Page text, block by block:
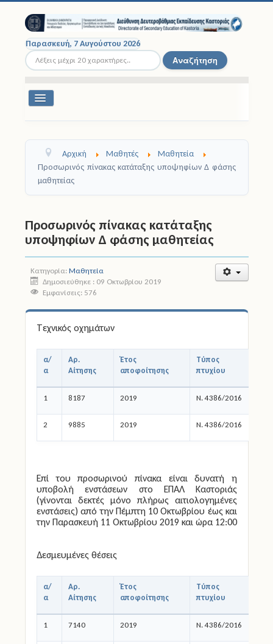
Παρασκευή, 7 Αυγούστου 2026
Αναζήτηση... Αναζήτηση
Εναλλαγή
Σχολικές Μονάδες
Σχολικές Εκδρομές
Νομοθεσία
Άδειες
Έντυπα
Πολιτική Προστασία
Ηλεκτρονικές Υπηρεσίες
Επικοινωνία
Αρχική Μαθητές
Μαθητεία
Προσωρινός πίνακας κατάταξης υποψηφίων Δ φάσης
μαθητείας
Προσωρινός πίνακας κατάταξης
υποψηφίων Δ φάσης μαθητείας
Κατηγορία: Μαθητεία
Δημοσιεύθηκε : 09 Οκτωβρίου 2019
Εμφανίσεις: 576
Τεχνικός οχημάτων
α/
α
Αρ.
Αίτησης
Έτος
αποφοίτησης
Τύπος
πτυχίου
1 8187 2019 Ν. 4386/2016
2 9885 2019 Ν. 4386/2016
Επί του προσωρινού πίνακα είναι δυνατή η
υποβολή ενστάσεων στο ΕΠΑΛ Καστοριάς
(γίνονται δεκτές μόνο πλήρως αιτιολογημένες
ενστάσεις) από την Πέμπτη 10 Οκτωβρίου έως και
την Παρασκευή 11 Οκτωβρίου 2019 και ώρα 12:00
Δεσμευμένες θέσεις
α/
α
Αρ.
Αίτησης
Έτος
αποφοίτησης
Τύπος
πτυχίου
1 7140 2019 Ν. 4386/2016